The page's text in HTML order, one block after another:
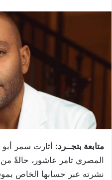
متابعة بتجــرد: أثارت سمر
المصري تامر عاشور، حالةً
نشرته عبر حسابها الخاص